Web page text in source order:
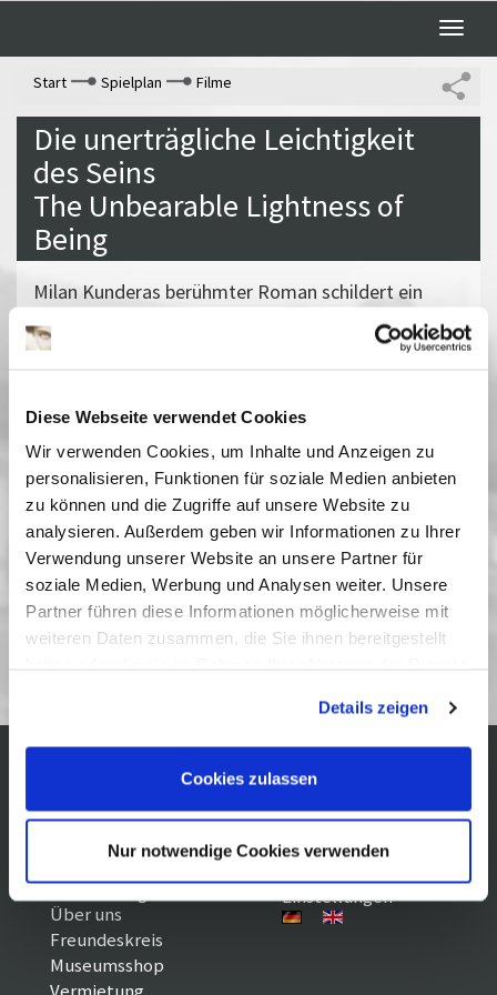
Diese Webseite verwendet Cookies
Wir verwenden Cookies, um Inhalte und Anzeigen zu
personalisieren, Funktionen für soziale Medien anbieten
zu können und die Zugriffe auf unsere Website zu
analysieren. Außerdem geben wir Informationen zu Ihrer
Verwendung unserer Website an unsere Partner für
soziale Medien, Werbung und Analysen weiter. Unsere
Partner führen diese Informationen möglicherweise mit
weiteren Daten zusammen, die Sie ihnen bereitgestellt
Cookies, wenn Sie unsere Webseite weiterhin nutzen.
Details zeigen
Cookies zulassen
Nur notwendige Cookies verwenden
Toggle
Start
Spielplan Filme
Die unerträgliche Leichtigkeit
des Seins
The Unbearable Lightness of
Being
Milan Kunderas berühmter Roman schildert ein
Liebes- und Ehedrama zur Zeit des Prager Frühlings
und der sowjetischen Okkupation. Die Verfilmung
raffiniert um und erschließt mit einem einfühlsamen
Spannungsfeld zwischen Sexualität und Gefühl.
Vergangene Vorstellungen
05 September 2006 | 20:00
Literatur im Film / Literatur-
Kollegium Brandenburg
Kontakt / Anfahrt
Öffnungszeiten /
Vermittlung
Über uns
Freundeskreis
Museumsshop
Impressum
Sitemap
Datenschutz